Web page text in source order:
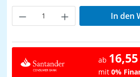
Produkt Anzahl: GibIn den
ab
mit 0%